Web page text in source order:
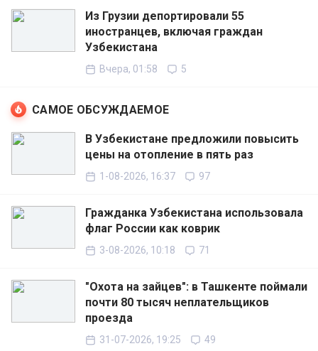
Из Грузии депортировали 55
иностранцев, включая граждан
Узбекистана
Вчера, 01:58 5
САМОЕ ОБСУЖДАЕМОЕ
В Узбекистане предложили повысить
цены на отопление в пять раз
1-08-2026, 16:37 97
Гражданка Узбекистана использовала
флаг России как коврик
3-08-2026, 10:18 71
"Охота на зайцев": в Ташкенте поймали
почти 80 тысяч неплательщиков
проезда
31-07-2026, 19:25 49